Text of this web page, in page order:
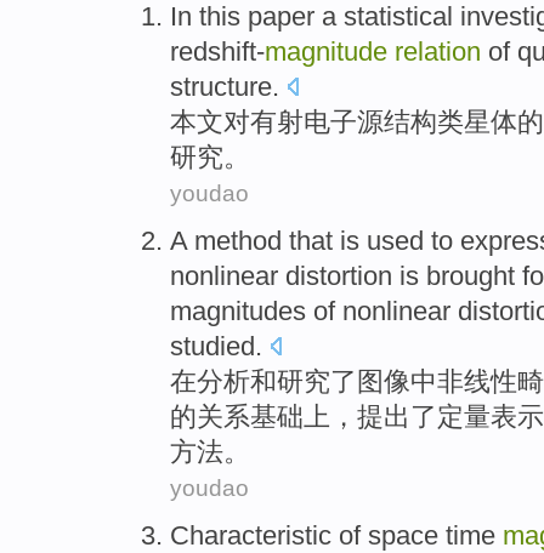
In this paper a statistical
redshift-magnitude relation of
structure.
本文对有射电子源结构类星体
研究。
youdao
A method that is used to
nonlinear distortion is brought
magnitudes of nonlinear
studied.
在分析和研究了 图像中非线性
的关系基础上， 提出 了定量表示
方法。
youdao
Characteristic of space time